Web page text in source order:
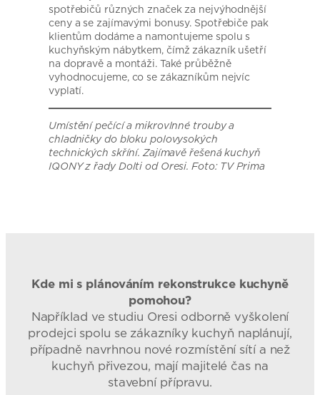
spotřebičů různých značek za nejvýhodnější
ceny a se zajímavými bonusy. Spotřebiče pak
klientům dodáme a namontujeme spolu s
kuchyňským nábytkem, čímž zákazník ušetří
na dopravě a montáži. Také průběžně
vyhodnocujeme, co se zákazníkům nejvíc
vyplatí.
Umístění pečící a mikrovlnné trouby a
chladničky do bloku polovysokých
technických skříní. Zajímavě řešená kuchyň
IQONY z řady Dolti od Oresi. Foto: TV Prima
Kde mi s plánováním rekonstrukce kuchyně
pomohou?
Například ve studiu Oresi odborně vyškolení
prodejci spolu se zákazníky kuchyň naplánují,
případně navrhnou nové rozmístění sítí a než
kuchyň přivezou, mají majitelé čas na
stavební přípravu.